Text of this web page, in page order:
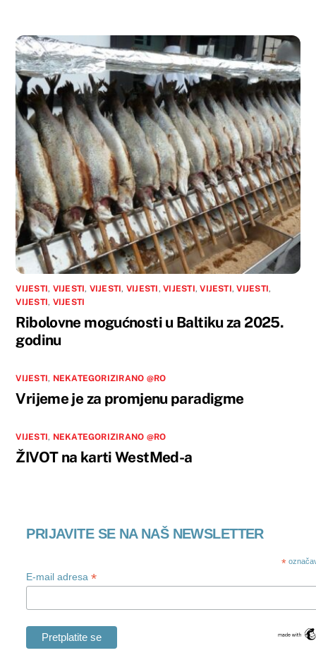
VIJESTI, VIJESTI, VIJESTI, VIJESTI,VIJESTI,VIJESTI,VIJESTI,
VIJESTI, VIJESTI
Ribolovne mogućnosti u Baltiku za 2025.
godinu
VIJESTI, NEKATEGORIZIRANO @RO
Vrijeme je za promjenu paradigme
VIJESTI, NEKATEGORIZIRANO @RO
ŽIVOT na karti WestMed-a
PRIJAVITE SE NA NAŠ NEWSLETTER
*
E-mail adresa*